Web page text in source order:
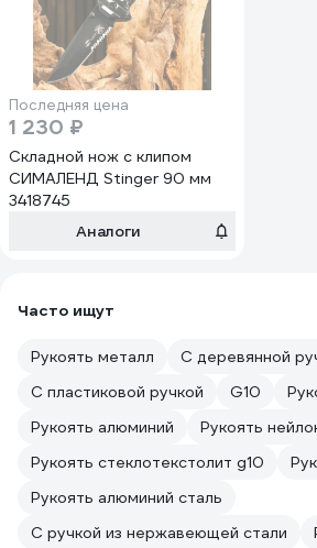
Последняя цена
1 230 ₽
Складной нож с клипом
СИМАЛЕНД Stinger 90 мм
3418745
Аналоги
Часто ищут
Рукоять металл
С деревянной
С пластиковой ручкой
G10
Рукоять алюминий
Рукоять
Рукоять стеклотекстолит g10
Рукоять алюминий сталь
С ручкой из нержавеющей стали